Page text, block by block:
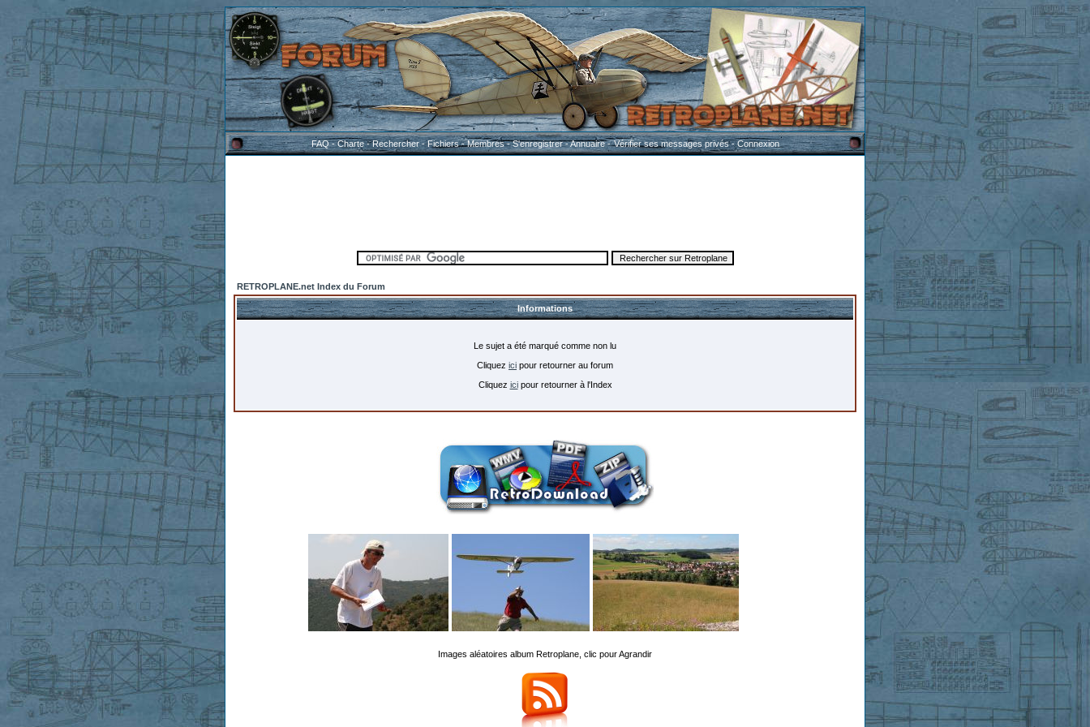
FAQ-Charte-Rechercher-Fichiers-Membres-S'enregistrer-Annuaire-Vérifier ses messages privés-Connexion
RETROPLANE.net Index du Forum
Informations
Le sujet a été marqué comme non lu
Cliquez ici pour retourner au forum
Cliquez icipour retourner à l'Index
Images aléatoires album Retroplane, clic pour Agrandir